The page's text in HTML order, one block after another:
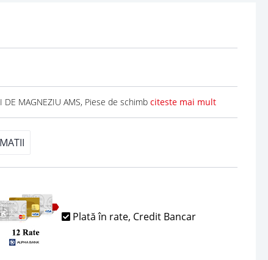
MAGNEZIU AMS, Piese de schimb citeste mai mult
Plată în rate, Credit Bancar